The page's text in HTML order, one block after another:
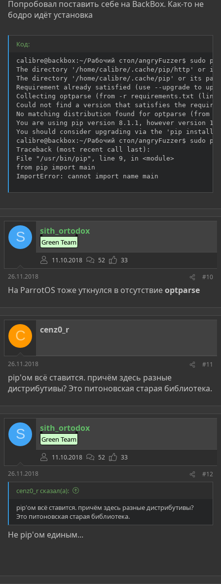
Попробовал поставить себе на BackBox. Как-то не
бодро идёт установка
Код:
calibre@backbox:~/Рабочий стол/angryFuzzer$
The directory '/home/calibre/.cache/pip/http' or its
The directory '/home/calibre/.cache/pip' or its
Requirement already satisfied (use --upgrade to
Collecting optparse (from -r requirements.txt (line
Could not find a version that satisfies the
No matching distribution found for optparse (from
You are using pip version 8.1.1, however version
You should consider upgrading via the 'pip install --
calibre@backbox:~/Рабочий стол/angryFuzzer$
Traceback (most recent call last):
File "/usr/bin/pip", line 9, in <module>
from pip import main
ImportError: cannot import name main
S sith_ortodox
Green Team
11.10.2018 52
33
26.11.2018
#10
На ParrotOS тоже уткнулся в отсутствиеoptparse
C cenz0_r
26.11.2018 #11
pip'ом всё ставится. причём здесь разные
дистрибутивы? Это питоновская старая библиотека.
S sith_ortodox
Green Team
11.10.2018 52
33
26.11.2018
#12
cenz0_r сказал(а):
pip'ом всё ставится. причём здесь разные дистрибутивы?
Это питоновская старая библиотека.
Не pip'ом единым...